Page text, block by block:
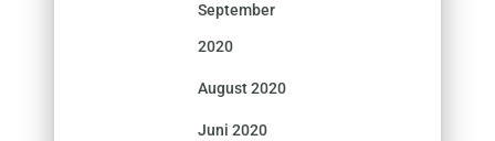
September
2020
August 2020
Juni 2020